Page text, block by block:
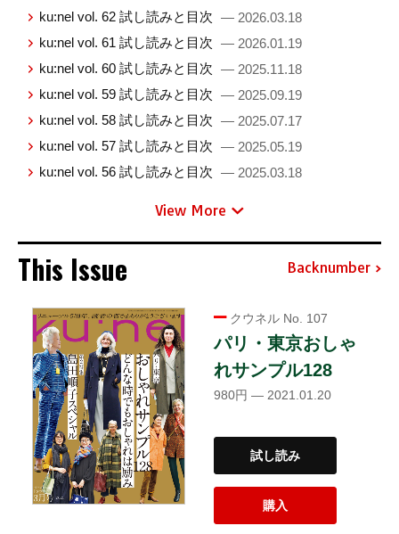
ku:nel vol. 62 試し読みと目次 — 2026.03.18
ku:nel vol. 61 試し読みと目次 — 2026.01.19
ku:nel vol. 60 試し読みと目次 — 2025.11.18
ku:nel vol. 59 試し読みと目次 — 2025.09.19
ku:nel vol. 58 試し読みと目次 — 2025.07.17
ku:nel vol. 57 試し読みと目次 — 2025.05.19
ku:nel vol. 56 試し読みと目次 — 2025.03.18
View More
This Issue Backnumber
クウネル No. 107
パリ・東京おしゃ
れサンプル128
980円 — 2021.01.20
試し読み
購入